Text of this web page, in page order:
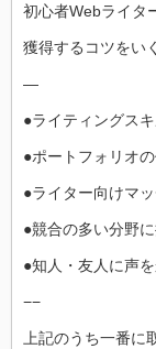
初心者Webライタ
獲得するコツをい
—
●ライティングスキ
●ポートフォリオ
●ライター向けマ
●競合の多い分野
●知人・友人に声
−−
上記のうち一番に